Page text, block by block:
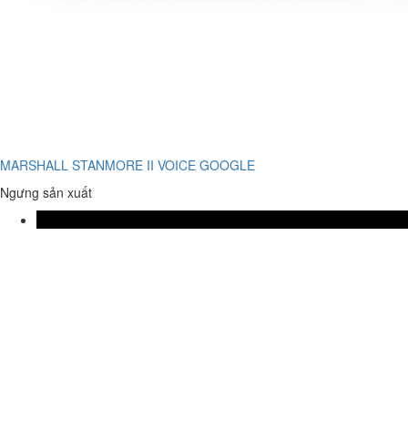
MARSHALL STANMORE II VOICE GOOGLE
Ngưng sản xuất